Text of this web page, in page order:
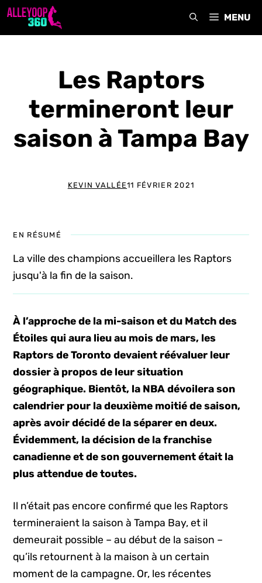
Aller
MENU
Les Raptors
termineront leur
saison à Tampa Bay
KEVIN VALLÉE11 FÉVRIER 2021
EN RÉSUMÉ
La ville des champions accueillera les Raptors
jusqu'à la fin de la saison.
À l’approche de la mi-saison et du Match des
Étoiles qui aura lieu au mois de mars, les
Raptors de Toronto devaient réévaluer leur
dossier à propos de leur situation
géographique. Bientôt, la NBA dévoilera son
calendrier pour la deuxième moitié de saison,
après avoir décidé de la séparer en deux.
Évidemment, la décision de la franchise
canadienne et de son gouvernement était la
plus attendue de toutes.
Il n’était pas encore confirmé que les Raptors
termineraient la saison à Tampa Bay, et il
demeurait possible – au début de la saison –
qu’ils retournent à la maison à un certain
moment de la campagne. Or, les récentes